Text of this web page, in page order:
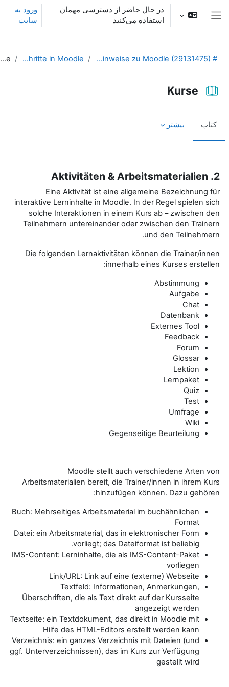
به محتوای اصلی
در حال حاضر از دسترسی مهمان
استفاده می‌کنید
ورود به
سایت
# Allgemeine Hinweise zu Moodle (29131475)
Erste Schritte in Moodle
Kurse
Kurse
کتاب بیشتر
2. Aktivitäten & Arbeitsmaterialien
Eine Aktivität ist eine allgemeine Bezeichnung für
interaktive Lerninhalte in Moodle. In der Regel spielen sich
solche Interaktionen in einem Kurs ab – zwischen den
Teilnehmern untereinander oder zwischen den Trainern
und den Teilnehmern.
Die folgenden Lernaktivitäten können die Trainer/innen
innerhalb eines Kurses erstellen:
Abstimmung
Aufgabe
Chat
Datenbank
Externes Tool
Feedback
Forum
Glossar
Lektion
Lernpaket
Quiz
Test
Umfrage
Wiki
Gegenseitige Beurteilung
Moodle stellt auch verschiedene Arten von
Arbeitsmaterialien bereit, die Trainer/innen in ihrem Kurs
hinzufügen können. Dazu gehören:
Buch: Mehrseitiges Arbeitsmaterial im buchähnlichen
Format
Datei: ein Arbeitsmaterial, das in elektronischer Form
vorliegt; das Dateiformat ist beliebig.
IMS-Content: Lerninhalte, die als IMS-Content-Paket
vorliegen
Link/URL: Link auf eine (externe) Webseite
Textfeld: Informationen, Anmerkungen,
Überschriften, die als Text direkt auf der Kursseite
angezeigt werden
Textseite: ein Textdokument, das direkt in Moodle mit
Hilfe des HTML-Editors erstellt werden kann
Verzeichnis: ein ganzes Verzeichnis mit Dateien (und
ggf. Unterverzeichnissen), das im Kurs zur Verfügung
gestellt wird